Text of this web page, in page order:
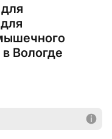
Вологде